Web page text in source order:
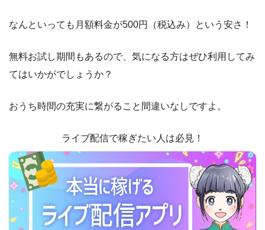
なんといっても月額料金が500円（税込み）という安さ！
無料お試し期間もあるので、気になる方はぜひ利用してみ
てはいかがでしょうか？
おうち時間の充実に繋がること間違いなしですよ。
ライブ配信で稼ぎたい人は必見！